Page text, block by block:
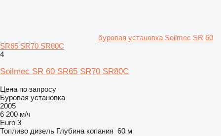
буровая установка Soilmec SR 60
SR65 SR70 SR80C
4
Soilmec SR 60 SR65 SR70 SR80C
Цена по запросу
Буровая установка
2005
6 200 м/ч
Euro 3
Топливо дизель Глубина копания 60 м